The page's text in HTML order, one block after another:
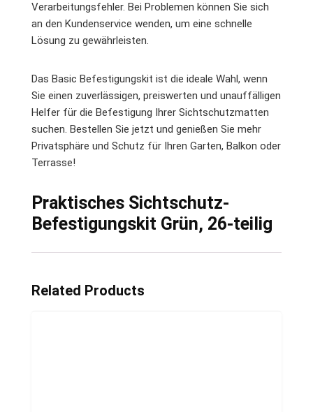
Verarbeitungsfehler. Bei Problemen können Sie sich
an den Kundenservice wenden, um eine schnelle
Lösung zu gewährleisten.
Das Basic Befestigungskit ist die ideale Wahl, wenn
Sie einen zuverlässigen, preiswerten und unauffälligen
Helfer für die Befestigung Ihrer Sichtschutzmatten
suchen. Bestellen Sie jetzt und genießen Sie mehr
Privatsphäre und Schutz für Ihren Garten, Balkon oder
Terrasse!
Praktisches Sichtschutz-
Befestigungskit Grün, 26-teilig
Related Products